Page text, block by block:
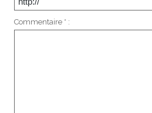
Commentaire * :